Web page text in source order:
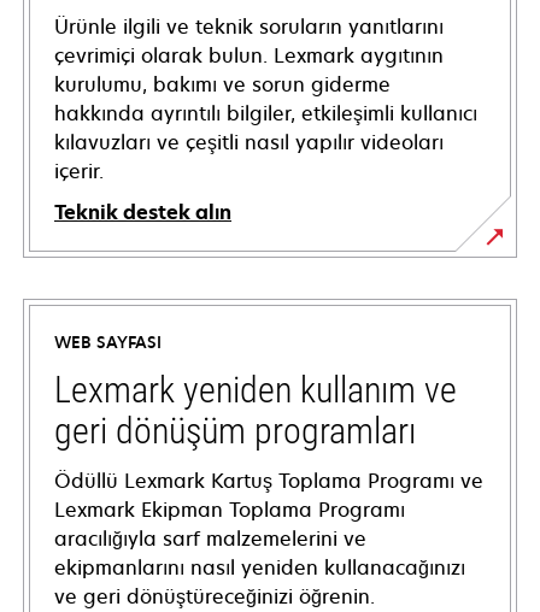
Ürünle ilgili ve teknik soruların yanıtlarını
çevrimiçi olarak bulun. Lexmark aygıtının
kurulumu, bakımı ve sorun giderme
hakkında ayrıntılı bilgiler, etkileşimli kullanıcı
kılavuzları ve çeşitli nasıl yapılır videoları
içerir.
Teknik destek alın
opens
in
new
tab
WEB SAYFASI
Lexmark yeniden kullanım ve
geri dönüşüm programları
Ödüllü Lexmark Kartuş Toplama Programı ve
Lexmark Ekipman Toplama Programı
aracılığıyla sarf malzemelerini ve
ekipmanlarını nasıl yeniden kullanacağınızı
ve geri dönüştüreceğinizi öğrenin.